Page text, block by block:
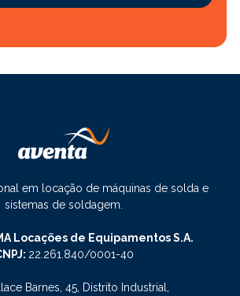
em locação de máquinas de solda e
sistemas de soldagem.
Locações de Equipamentos S.A.
22.261.840/0001-40
Barnes, 45, Distrito Industrial,